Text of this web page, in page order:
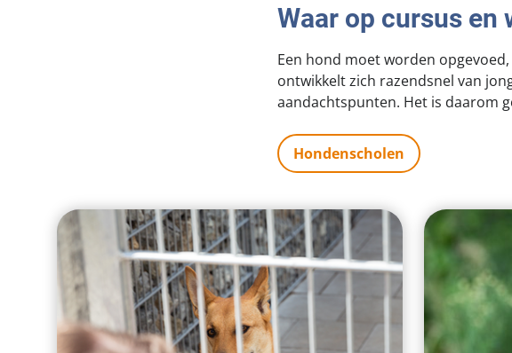
Waar op cursus en
Een hond moet worden
ontwikkelt zich razendsnel van
aandachtspunten. Het is daarom
Hondenscholen